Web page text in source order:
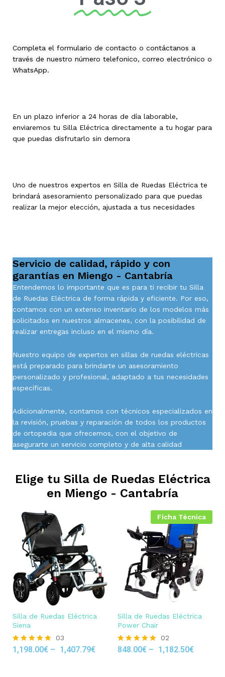
Completa el formulario de contacto o contáctanos a
través de nuestro número telefonico, correo electrónico o
WhatsApp.
En un plazo inferior a 24 horas de día laborable,
enviaremos tu Silla Eléctrica directamente a tu hogar para
que puedas disfrutarlo sin demora
Uno de nuestros expertos en Silla de Ruedas Eléctrica te
brindará asesoramiento personalizado para que puedas
realizar la mejor elección, ajustada a tus necesidades
Servicio de calidad, rápido y con
garantías en Miengo - Cantabría
Entendemos lo importante que es para ti recibir tu Silla
de Ruedas Eléctrica de forma rápida y eficiente. Por eso,
contamos con un extenso inventario de los modelos más
solicitados en nuestros almacenes, con la posibilidad de
realizar entregas incluso en el mismo día.
Nuestro equipo de expertos en sillas de ruedas eléctricas
está preparado para brindarte un asesoramiento
personalizado y profesional, adaptado a tus necesidades
específicas.
Adicionalmente, contamos con técnicos especializados en
la revisión, pruebas y reparación de todos los productos
de ortopedia que ofrecemos, con el objetivo de
asegurarte un servicio completo y de alta calidad
Elige tu Silla de Ruedas Eléctrica
en Miengo - Cantabría
Silla de Ruedas Eléctrica
Siena
Rated
03
1,198.00€ – 1,407.79€
Ficha Técnica
Silla de Ruedas Eléctrica
Power Chair
Rated
02
848.00€ – 1,182.50€